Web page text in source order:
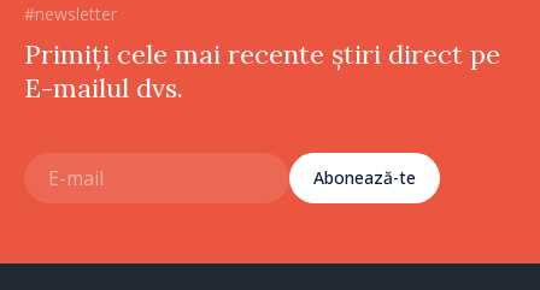
#newsletter
Primiți cele mai recente știri direct pe
E-mailul dvs.
Abonează-te